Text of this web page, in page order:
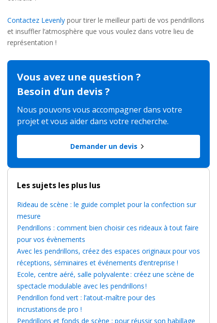
Contactez Levenly pour tirer le meilleur parti de vos pendrillons
et insuffler l’atmosphère que vous voulez dans votre lieu de
représentation !
Vous avez une question ?
Besoin d’un devis ?
Nous pouvons vous accompagner dans votre
projet et vous aider dans votre recherche.
Demander un devis
Les sujets les plus lus
Rideau de scène : le guide complet pour la confection sur
mesure
Pendrillons : comment bien choisir ces rideaux à tout faire
pour vos évènements
Avec les pendrillons, créez des espaces originaux pour vos
réceptions, séminaires et événements d’entreprise !
Ecole, centre aéré, salle polyvalente : créez une scène de
spectacle modulable avec les pendrillons !
Pendrillon fond vert : l’atout-maître pour des
incrustations de pro !
Pendrillons et fonds de scène : pour réussir son habillage